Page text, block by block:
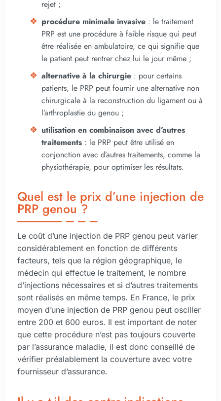
rejet ;
procédure minimale invasive : le traitement
PRP est une procédure à faible risque qui peut
être réalisée en ambulatoire, ce qui signifie que
le patient peut rentrer chez lui le jour même ;
alternative à la chirurgie : pour certains
patients, le PRP peut fournir une alternative non
chirurgicale à la reconstruction du ligament ou à
l’arthroplastie du genou ;
utilisation en combinaison avec d’autres
traitements : le PRP peut être utilisé en
conjonction avec d’autres traitements, comme la
physiothérapie, pour optimiser les résultats.
Quel est le prix d’une injection de
PRP genou ?
Le coût d’une injection de PRP genou peut varier
considérablement en fonction de différents
facteurs, tels que la région géographique, le
médecin qui effectue le traitement, le nombre
d’injections nécessaires et si d’autres traitements
sont réalisés en même temps. En France, le prix
moyen d’une injection de PRP genou peut osciller
entre 200 et 600 euros. Il est important de noter
que cette procédure n’est pas toujours couverte
par l’assurance maladie, il est donc conseillé de
vérifier préalablement la couverture avec votre
fournisseur d’assurance.